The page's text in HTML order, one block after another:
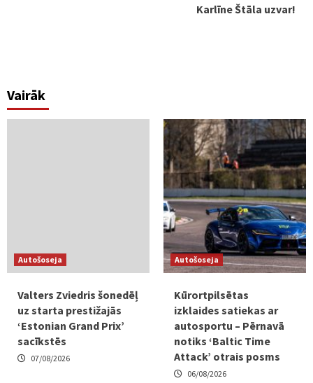
Karlīne Štāla uzvar!
Vairāk
Autošoseja
Valters Zviedris šonedēļ
uz starta prestižajās
‘Estonian Grand Prix’
sacīkstēs
07/08/2026
Autošoseja
Kūrortpilsētas
izklaides satiekas ar
autosportu – Pērnavā
notiks ‘Baltic Time
Attack’ otrais posms
06/08/2026